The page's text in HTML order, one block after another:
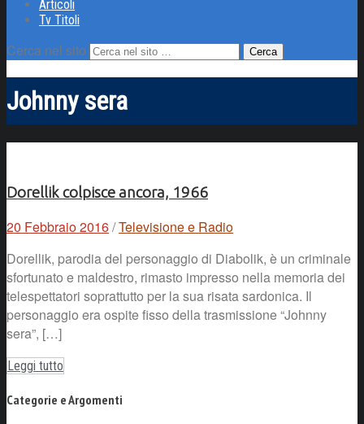
Articoli
Tv Titoli
Cerca nel sito
Johnny sera
Dorellik colpisce ancora, 1966
20 Febbraio 2016/Televisione e Radio
Dorellik, parodia del personaggio di Diabolik, è un criminale
sfortunato e maldestro, rimasto impresso nella memoria dei
telespettatori soprattutto per la sua risata sardonica. Il
personaggio era ospite fisso della trasmissione “Johnny
sera”, […]
Leggi tutto
Categorie e Argomenti